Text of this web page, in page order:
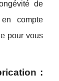
de
compte
pour vous
: